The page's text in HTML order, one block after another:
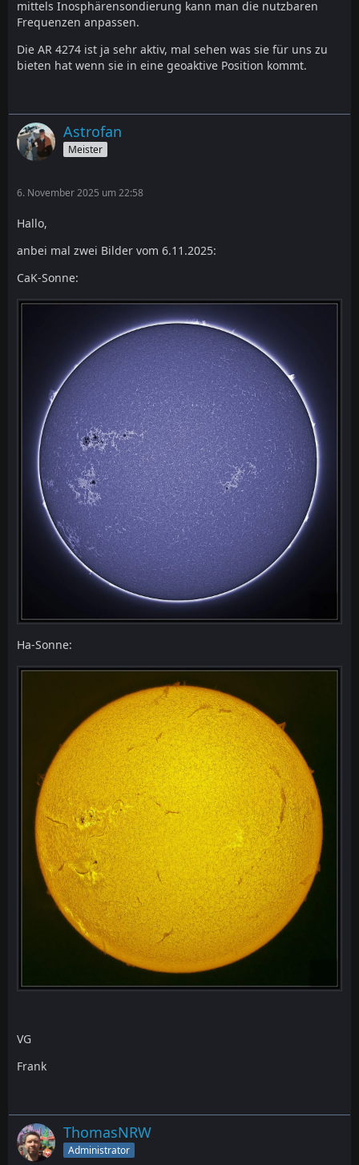
mittels Inosphärensondierung kann man die nutzbaren
Frequenzen anpassen.
Die AR 4274 ist ja sehr aktiv, mal sehen was sie für uns zu
bieten hat wenn sie in eine geoaktive Position kommt.
Astrofan
Meister
6. November 2025 um 22:58
Hallo,
anbei mal zwei Bilder vom 6.11.2025:
CaK-Sonne:
Ha-Sonne:
VG
Frank
ThomasNRW
Administrator